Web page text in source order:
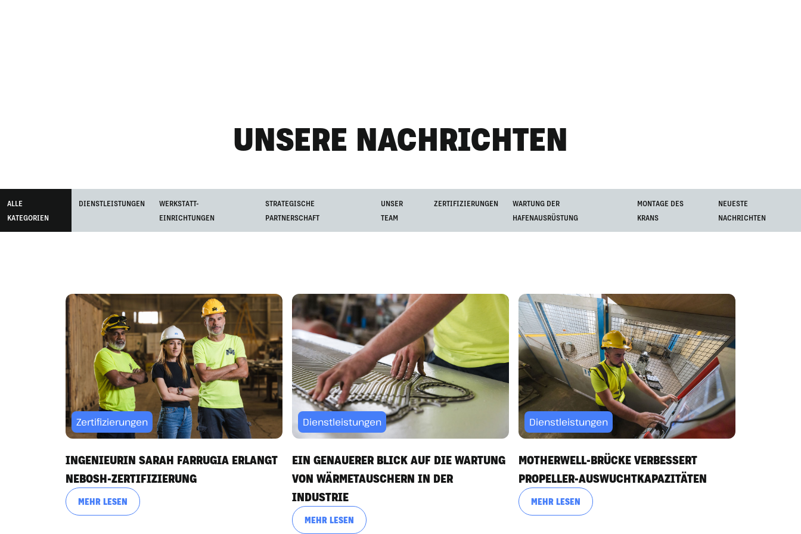
UNSERE NACHRICHTEN
ALLE
KATEGORIEN
DIENSTLEISTUNGEN
WERKSTATT-
EINRICHTUNGEN
STRATEGISCHE
PARTNERSCHAFT
UNSER
TEAM
ZERTIFIZIERUNGEN
WARTUNG DER
HAFENAUSRÜSTUNG
MONTAGE DES
KRANS
NEUESTE
NACHRICHTEN
Zertifizierungen
INGENIEURIN SARAH FARRUGIA ERLANGT
NEBOSH-ZERTIFIZIERUNG
MEHR LESEN
Dienstleistungen
EIN GENAUERER BLICK AUF DIE WARTUNG
VON WÄRMETAUSCHERN IN DER
INDUSTRIE
MEHR LESEN
Dienstleistungen
MOTHERWELL-BRÜCKE VERBESSERT
PROPELLER-AUSWUCHTKAPAZITÄTEN
MEHR LESEN